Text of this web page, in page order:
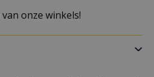
onze winkels!